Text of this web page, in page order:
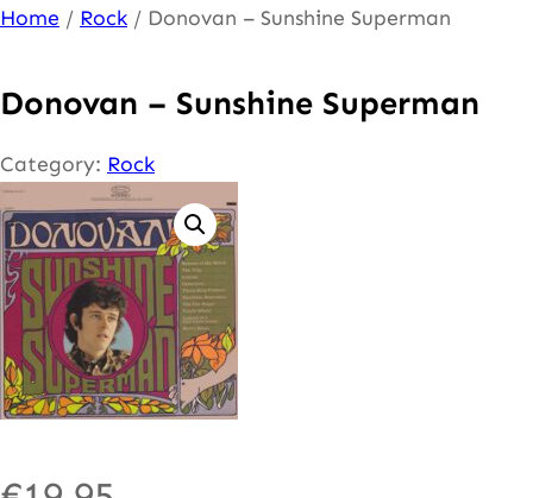
Ga
de
inhoud
Home / Rock / Donovan – Sunshine Superman
Donovan – Sunshine Superman
Category: Rock